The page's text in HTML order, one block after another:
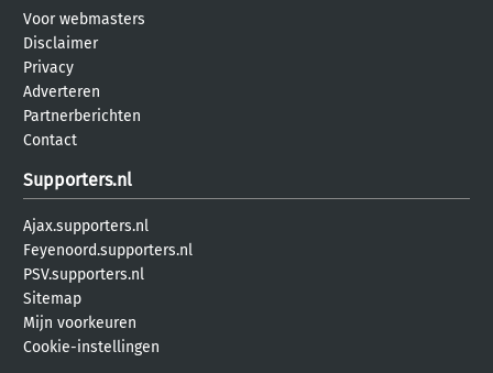
Voor webmasters
Disclaimer
Privacy
Adverteren
Partnerberichten
Contact
Supporters.nl
Ajax.supporters.nl
Feyenoord.supporters.nl
PSV.supporters.nl
Sitemap
Mijn voorkeuren
Cookie-instellingen